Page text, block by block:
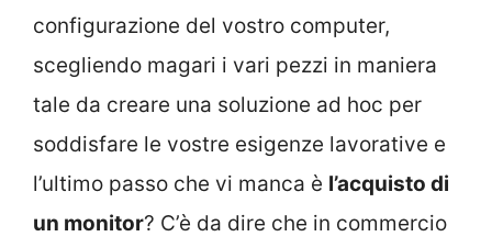
configurazione del vostro computer,
scegliendo magari i vari pezzi in maniera
tale da creare una soluzione ad hoc per
soddisfare le vostre esigenze lavorative e
l’ultimo passo che vi manca è l’acquisto di
un monitor? C’è da dire che in commercio